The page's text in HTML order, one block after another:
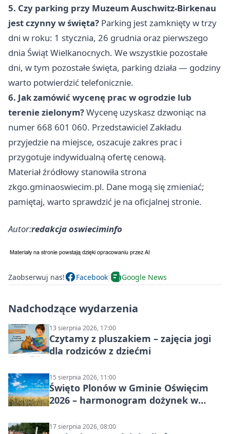
5. Czy parking przy Muzeum Auschwitz-Birkenau
jest czynny w święta? Parking jest zamknięty w trzy
dni w roku: 1 stycznia, 26 grudnia oraz pierwszego
dnia Świąt Wielkanocnych. We wszystkie pozostałe
dni, w tym pozostałe święta, parking działa — godziny
warto potwierdzić telefonicznie.
6. Jak zamówić wycenę prac w ogrodzie lub
terenie zielonym?Wycenę uzyskasz dzwoniąc na
numer 668 601 060. Przedstawiciel Zakładu
przyjedzie na miejsce, oszacuje zakres prac i
przygotuje indywidualną ofertę cenową.
Materiał źródłowy stanowiła strona
zkgo.gminaoswiecim.pl. Dane mogą się zmieniać;
pamiętaj, warto sprawdzić je na oficjalnej stronie.
Autor:redakcja oswieciminfo
Zaobserwuj nas! Facebook Google News
Nadchodzące wydarzenia
13 sierpnia 2026, 17:00
Czytamy z pluszakiem – zajęcia jogi
dla rodziców z dziećmi
15 sierpnia 2026, 11:00
Święto Plonów w Gminie Oświęcim
2026 – harmonogram dożynek w
17 sierpnia 2026, 08:00